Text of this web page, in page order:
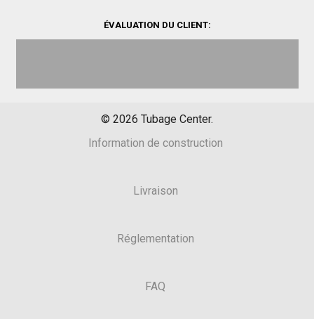
ÉVALUATION DU CLIENT:
© 2026 Tubage Center.
Information de construction
Livraison
Réglementation
FAQ